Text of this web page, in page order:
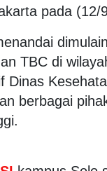
pada (12/
TBC di
Dinas
berbagai